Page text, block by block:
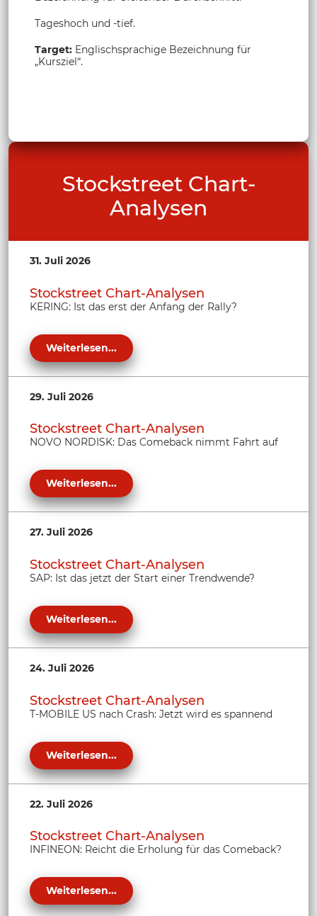
Tageshoch und -tief.
Target: Englischsprachige Bezeichnung für
„Kursziel“.
Stockstreet Chart-
Analysen
31. Juli 2026
Stockstreet Chart-Analysen
KERING: Ist das erst der Anfang der Rally?
Weiterlesen...
29. Juli 2026
Stockstreet Chart-Analysen
NOVO NORDISK: Das Comeback nimmt Fahrt auf
Weiterlesen...
27. Juli 2026
Stockstreet Chart-Analysen
SAP: Ist das jetzt der Start einer Trendwende?
Weiterlesen...
24. Juli 2026
Stockstreet Chart-Analysen
T-MOBILE US nach Crash: Jetzt wird es spannend
Weiterlesen...
22. Juli 2026
Stockstreet Chart-Analysen
INFINEON: Reicht die Erholung für das Comeback?
Weiterlesen...